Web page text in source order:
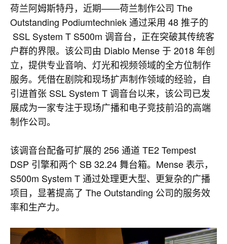
荷兰阿姆斯特丹，近期——荷兰制作公司 The
Outstanding Podiumtechniek 通过采用 48 推子的
SSL System T S500m 调音台，正在突破其传统客
户群的界限。该公司由 Diablo Mense 于 2018 年创
立，提供专业音响、灯光和视频领域的全方位制作
服务。凭借在剧院和现场扩声制作领域的经验，自
引进首张 SSL System T 调音台以来，该公司已发
展成为一家专注于现场广播和电子竞技前沿的高端
制作公司。
该调音台配备可扩展的 256 通道 TE2 Tempest
DSP 引擎和两个 SB 32.24 舞台箱。Mense 表示，
S500m System T 通过处理更大型、更复杂的广播
项目，显著提高了 The Outstanding 公司的服务效
率和生产力。